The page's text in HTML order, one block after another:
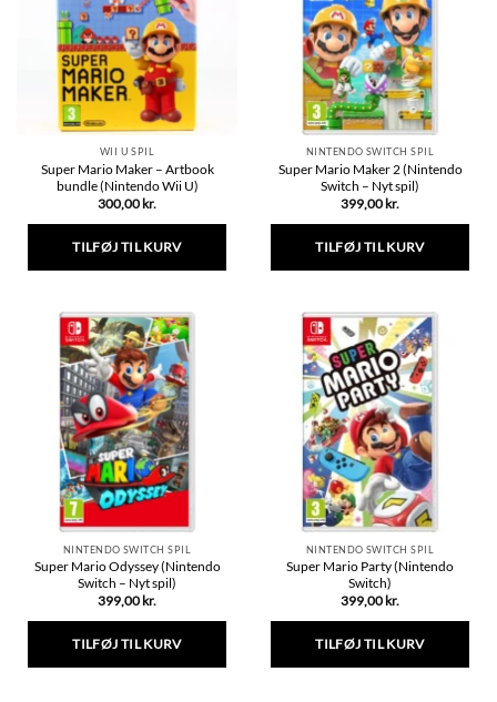
kan
vælges
på
varesiden
WII U SPIL
Super Mario Maker – Artbook
bundle (Nintendo Wii U)
300,00 kr.
TILFØJ TIL KURV
NINTENDO SWITCH SPIL
Super Mario Maker 2 (Nintendo
Switch – Nyt spil)
399,00 kr.
TILFØJ TIL KURV
NINTENDO SWITCH SPIL
Super Mario Odyssey (Nintendo
Switch – Nyt spil)
399,00 kr.
TILFØJ TIL KURV
NINTENDO SWITCH SPIL
Super Mario Party (Nintendo
Switch)
399,00 kr.
TILFØJ TIL KURV